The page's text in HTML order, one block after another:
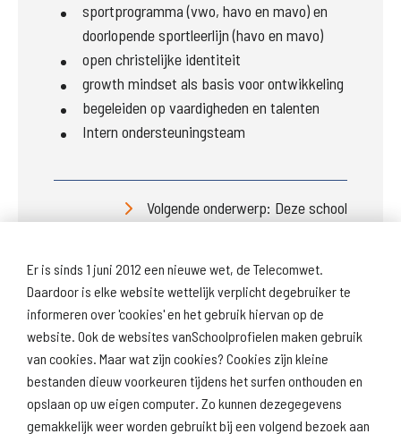
Er is sinds 1 juni 2012 een nieuwe wet, de Telecomwet.
Daardoor is elke website wettelijk verplicht degebruiker te
informeren over 'cookies' en het gebruik hiervan op de
website. Ook de websites vanSchoolprofielen maken gebruik
van cookies. Maar wat zijn cookies? Cookies zijn kleine
bestanden dieuw voorkeuren tijdens het surfen onthouden en
opslaan op uw eigen computer. Zo kunnen dezegegevens
gemakkelijk weer worden gebruikt bij een volgend bezoek aan
sportprogramma (vwo, havo en mavo) en
doorlopende sportleerlijn (havo en mavo)
open christelijke identiteit
growth mindset als basis voor ontwikkeling
begeleiden op vaardigheden en talenten
Intern ondersteuningsteam
Volgende onderwerp: Deze school
Download
schoolprofiel
Naar
schoolresultaten